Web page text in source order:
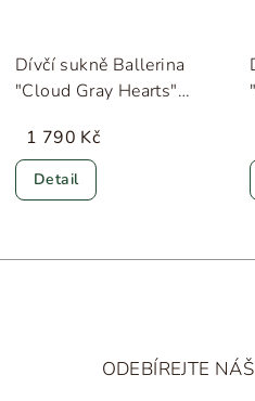
Dívčí sukně Ballerina
"Cloud Gray Hearts"
1 790 Kč
Detail
ODEBÍREJTE